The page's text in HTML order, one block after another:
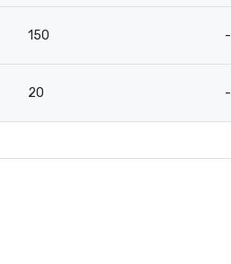
150 -
20 -